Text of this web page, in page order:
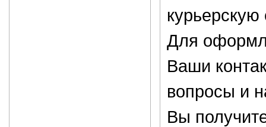
курьерскую
Для
Ваши
вопросы и
Вы